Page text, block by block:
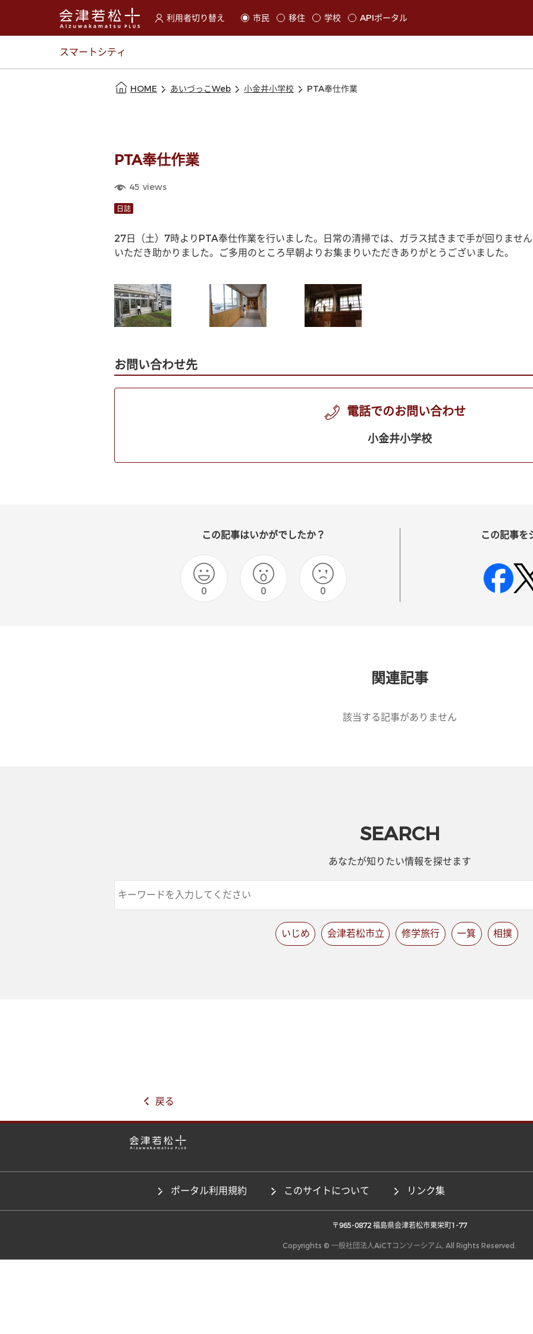
利用者切り替え
選択すると利用者の切替が発生します
市民 移住 学校 APIポータル
スマートシティ
HOME あいづっこWeb 小金井小学校 PTA奉仕作業
PTA奉仕作業
45 views
日誌
27日（土）7時よりPTA奉仕作業を行いました。日常の清掃では、ガラス拭きまで手が回りませ
いただき助かりました。ご多用のところ早朝よりお集まりいただきありがとうございました。
お問い合わせ先
電話でのお問い合わせ
小金井小学校
この記事はいかがでしたか？
0 0 0
この記事を
関連記事
該当する記事がありません
SEARCH
あなたが知りたい情報を探せます
いじめ 会津若松市立 修学旅行 一箕 相撲
戻る
ポータル利用規約 このサイトについて リンク集
〒965-0872 福島県会津若松市東栄町1-77
Copyrights © 一般社団法人AiCTコンソーシアム, All Rights Reserved.